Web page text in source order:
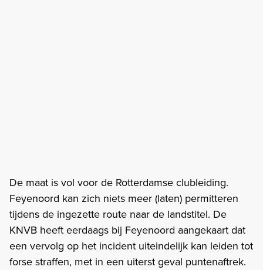
De maat is vol voor de Rotterdamse clubleiding.
Feyenoord kan zich niets meer (laten) permitteren
tijdens de ingezette route naar de landstitel. De
KNVB heeft eerdaags bij Feyenoord aangekaart dat
een vervolg op het incident uiteindelijk kan leiden tot
forse straffen, met in een uiterst geval puntenaftrek.